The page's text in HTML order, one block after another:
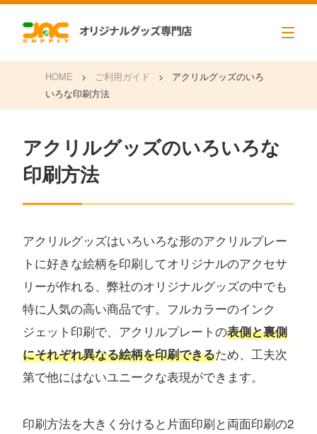
コンサートグッズペンライトフォンタブアクリルグッズアクキー
HOME > ご利用ガイド >
アクリルグッズのいろ
いろな印刷方法
アクリルグッズのいろいろな
印刷方法
アクリルグッズはいろいろな形のアクリルプレー
トに好きな絵柄を印刷してオリジナルのアクセサ
リーが作れる、弊社のオリジナルグッズの中でも
特に人気の高い商品です。フルカラーのインク
ジェット印刷で、アクリルプレートの表側と裏側
にそれぞれ異なる絵柄を印刷できるため、工夫次
第で他にはないユニークな表現ができます。
印刷方法を大きく分けると片面印刷と両面印刷の2